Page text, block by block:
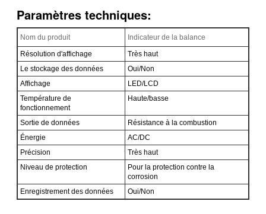
Paramètres techniques:
Nom du produit
Indicateur de la balance
Résolution d'affichage
Très haut
Le stockage des données
Oui/Non
Affichage
LED/LCD
Température de
fonctionnement
Haute/basse
Sortie de données
Résistance à la combustion
Énergie
AC/DC
Précision
Très haut
Niveau de protection
Pour la protection contre la
corrosion
Enregistrement des données
Oui/Non